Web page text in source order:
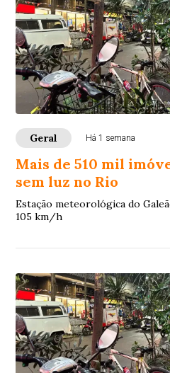
Geral Há 1 semana
Mais de 510 mil
sem luz no Rio
Estação meteorológica do
105 km/h